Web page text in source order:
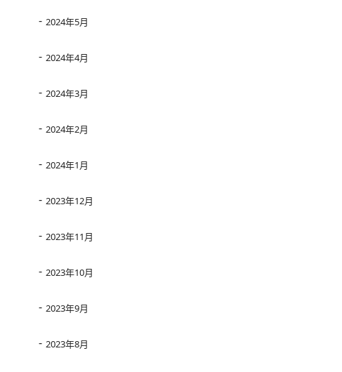
2024年5月
2024年4月
2024年3月
2024年2月
2024年1月
2023年12月
2023年11月
2023年10月
2023年9月
2023年8月